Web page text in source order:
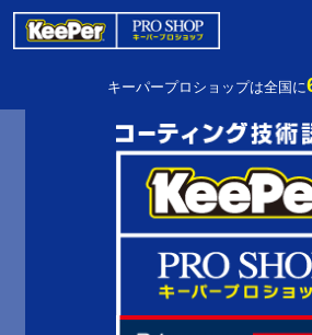
キーパープロショップは全国に